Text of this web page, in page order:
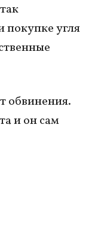
угля
обвинения.
и он сам